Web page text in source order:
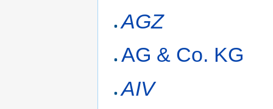
AGZ
AG & Co. KG
AIV